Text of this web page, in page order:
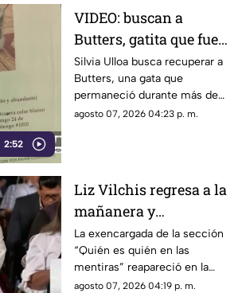
2:52
VIDEO: buscan a
Butters, gatita que fue
dada en adopción tras
desaparecer en Ciudad
Juárez
Silvia Ulloa busca recuperar a
Butters, una gata que
permaneció durante más de
cinco años con su familia
agosto 07, 2026 04:23 p. m.
Liz Vilchis regresa a la
mañanera y
protagoniza nuevo
choque con medios de
comunicación
La exencargada de la sección
“Quién es quién en las
mentiras” reapareció en la
conferencia presidencial.
agosto 07, 2026 04:19 p. m.